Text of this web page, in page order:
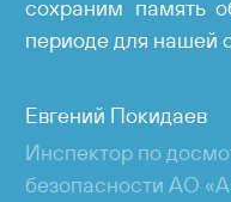
сохраним память
периоде для нашей
Евгений Покидаев
Инспектор по
безопасности АО